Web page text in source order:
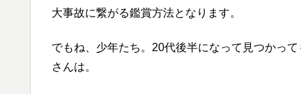
大事故に繋がる鑑賞方法となります。
でもね、少年たち。20代後半になって見つかっ
さんは。